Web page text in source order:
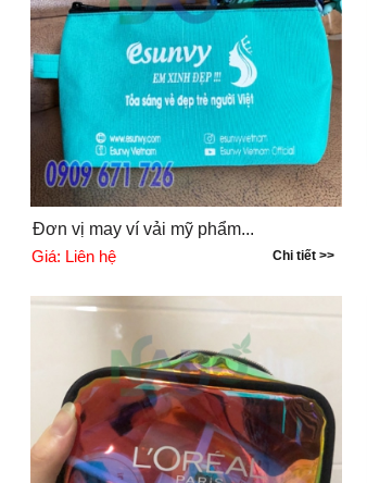
Đơn vị may ví vải mỹ phẩm...
Chi tiết >>
Giá: Liên hệ